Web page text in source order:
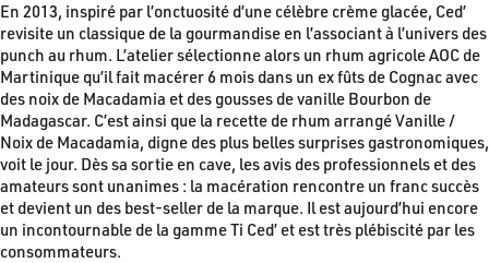
En 2013, inspiré par l’onctuosité d’une célèbre crème glacée, Ced’
revisite un classique de la gourmandise en l’associant à l’univers des
punch au rhum. L’atelier sélectionne alors un rhum agricole AOC de
Martinique qu’il fait macérer 6 mois dans un ex fûts de Cognac avec
des noix de Macadamia et des gousses de vanille Bourbon de
Madagascar. C’est ainsi que la recette de rhum arrangé Vanille /
Noix de Macadamia, digne des plus belles surprises gastronomiques,
voit le jour. Dès sa sortie en cave, les avis des professionnels et des
amateurs sont unanimes : la macération rencontre un franc succès
et devient un des best-seller de la marque. Il est aujourd’hui encore
un incontournable de la gamme Ti Ced’ et est très plébiscité par les
consommateurs.